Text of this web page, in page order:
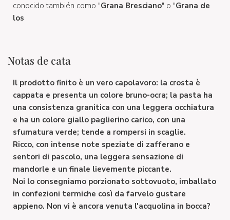
conocido también como "Grana Bresciano" o "Grana de
los
Notas de cata
Il prodotto finito è un vero capolavoro: la crosta è
cappata e presenta un colore bruno-ocra; la pasta ha
una consistenza granitica con una leggera occhiatura
e ha un colore giallo paglierino carico, con una
sfumatura verde; tende a rompersi in scaglie.
Ricco, con intense note speziate di zafferano e
sentori di pascolo, una leggera sensazione di
mandorle e un finale lievemente piccante.
Noi lo consegniamo porzionato sottovuoto, imballato
in confezioni termiche così da farvelo gustare
appieno. Non vi è ancora venuta l'acquolina in bocca?